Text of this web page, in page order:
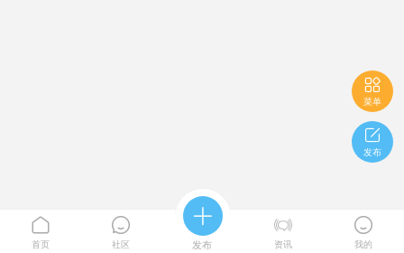

菜单

发布

首页

社区

发布

资讯

我的